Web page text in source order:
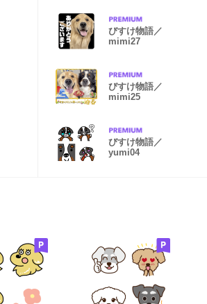
びすけ物語／
mimi27
びすけ物語／
mimi25
びすけ物語／
yumi04